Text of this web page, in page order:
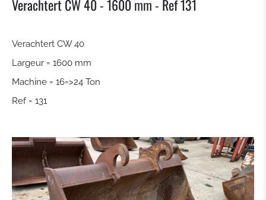
GODET À CLAIRE VOIE
ATTACHE RAPIDE
TILTROTATEUR
GODET DE CURRAGE
GODET DE CURRAGE HYDR
Verachtert CW 40 - 1600 mm - Ref 131
Verachtert CW 40
Largeur = 1600 mm
Machine = 16=>24 Ton
Ref = 131